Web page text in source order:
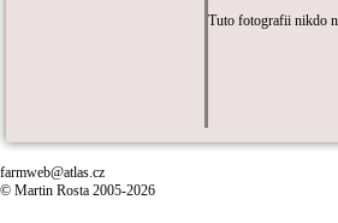
Tuto fotografii nikdo
farmweb@atlas.cz
© Martin Rosta 2005-2026